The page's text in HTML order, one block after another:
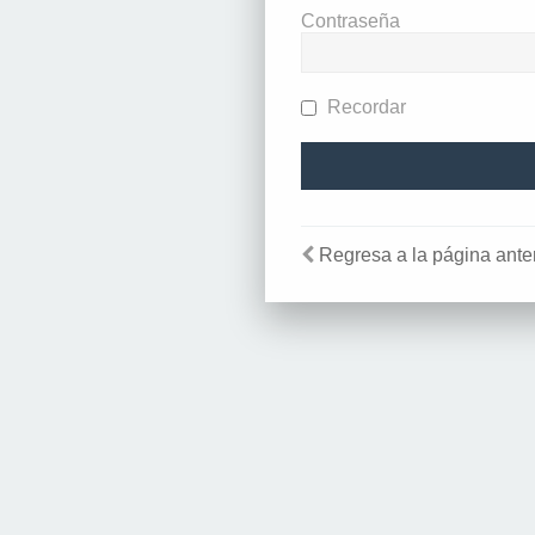
Contraseña
Recordar
Regresa a la página